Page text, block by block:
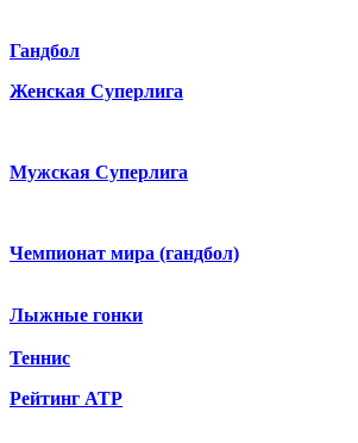
Гандбол
Женская Суперлига
Мужская Суперлига
Чемпионат мира (гандбол)
Лыжные гонки
Теннис
Рейтинг ATP